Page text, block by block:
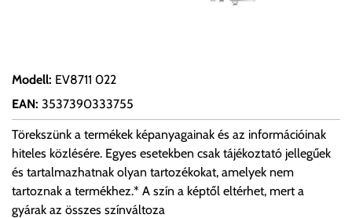
Modell: EV8711 022
EAN: 3537390333755
Törekszünk a termékek képanyagainak és az információinak
hiteles közlésére. Egyes esetekben csak tájékoztató jellegűek
és tartalmazhatnak olyan tartozékokat, amelyek nem
tartoznak a termékhez.* A szín a képtől eltérhet, mert a
gyárak az összes színváltoza